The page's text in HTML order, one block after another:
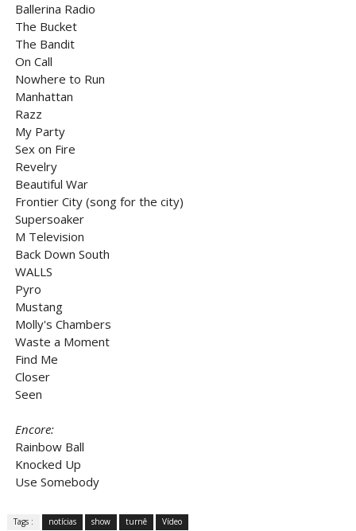
Ballerina Radio
The Bucket
The Bandit
On Call
Nowhere to Run
Manhattan
Razz
My Party
Sex on Fire
Revelry
Beautiful War
Frontier City (song for the city)
Supersoaker
M Television
Back Down South
WALLS
Pyro
Mustang
Molly's Chambers
Waste a Moment
Find Me
Closer
Seen
Encore:
Rainbow Ball
Knocked Up
Use Somebody
Tags : notícias show turnê Vídeo